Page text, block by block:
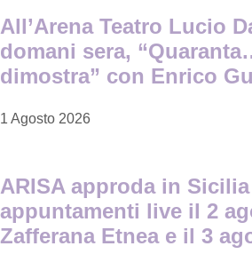
All’Arena Teatro Lucio
domani sera,
dimostra” con Enrico
1 Agosto 2026
ARISA approda in
appuntamenti live il 2
Zafferana Etnea e il 3